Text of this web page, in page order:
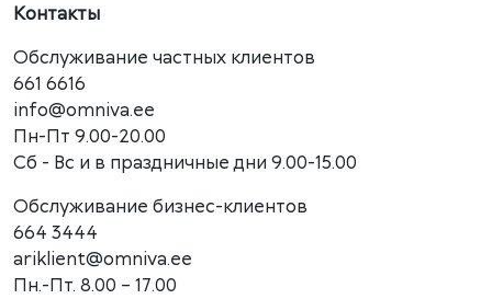
Контакты
Обслуживание частных клиентов
661 6616
info@omniva.ee
Пн-Пт 9.00-20.00
Сб - Вс и в праздничные дни 9.00-15.00
Обслуживание бизнес-клиентов
664 3444
ariklient@omniva.ee
Пн.-Пт. 8.00 – 17.00